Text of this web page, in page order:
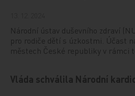
Národní ústav duševního zdraví
pro rodiče dětí s úzkostmi. Účast
městech České republiky v rámci
Vláda schválila Národní